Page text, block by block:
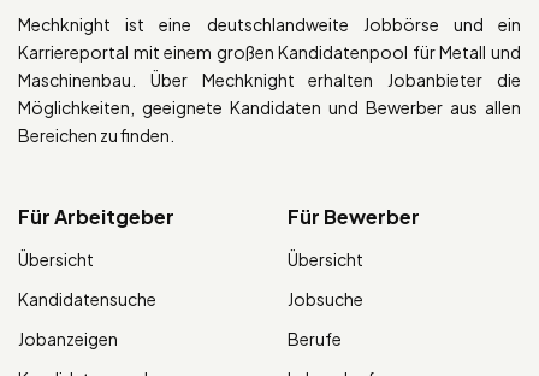
Mechknight ist eine deutschlandweite Jobbörse und ein
Karriereportal mit einem großen Kandidatenpool für Metall und
Maschinenbau. Über Mechknight erhalten Jobanbieter die
Möglichkeiten, geeignete Kandidaten und Bewerber aus allen
Bereichen zu finden.
Für Arbeitgeber
Übersicht
Kandidatensuche
Jobanzeigen
Für Bewerber
Übersicht
Jobsuche
Berufe